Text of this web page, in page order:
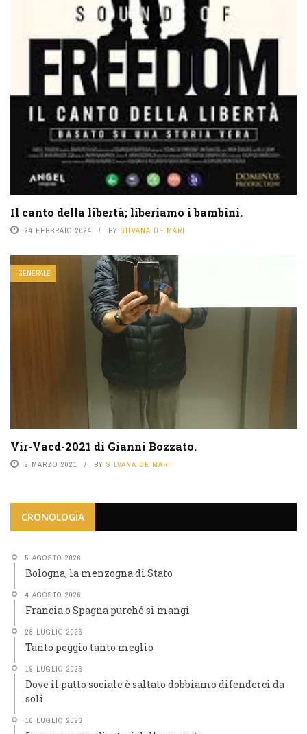
Il canto della libertà; liberiamo i bambini.
24 FEBBRAIO 2024 BY SILVANA DE MARI
GENERALE
Vir-Vacd-2021 di Gianni Bozzato.
2 MARZO 2021 BY SILVANA DE MARI
CRONOLOGIA
5 AGOSTO 2026
Bologna, la menzogna di Stato
4 AGOSTO 2026
Francia o Spagna purché si mangi
28 LUGLIO 2026
Tanto peggio tanto meglio
19 LUGLIO 2026
Dove il patto sociale è saltato dobbiamo difenderci da
soli
16 LUGLIO 2026